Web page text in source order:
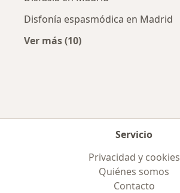
Disfonía espasmódica en Madrid
Ver más (10)
Servicio
Privacidad y cookies
Quiénes somos
Contacto